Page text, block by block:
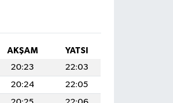
AKŞAM
YATSI
20:23
22:03
20:24
22:05